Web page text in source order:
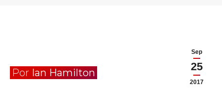
Sep
25
2017
Por Ian Hamilton